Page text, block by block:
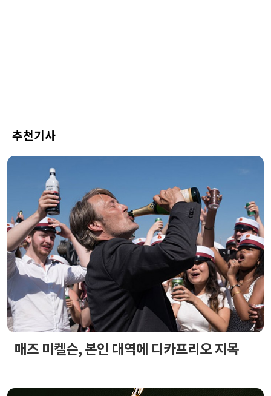
추천기사
매즈 미켈슨, 본인 대역에 디카프리오 지목